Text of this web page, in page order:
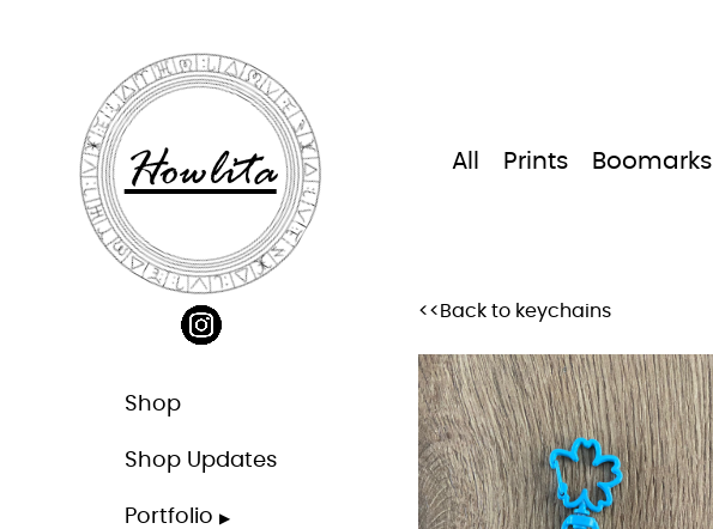
Howlita All Prints Boomarks
<<Back to keychains
Shop
Shop Updates
Portfolio